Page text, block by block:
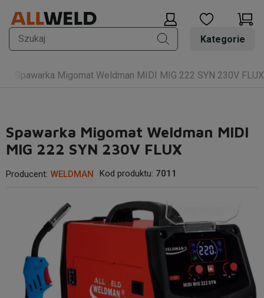
Kategorie
Spawarka Migomat Weldman MIDI MIG 222 SYN 230V FLUX
Spawarka Migomat Weldman MIDI
MIG 222 SYN 230V FLUX
Producent: WELDMAN Kod produktu: 7011